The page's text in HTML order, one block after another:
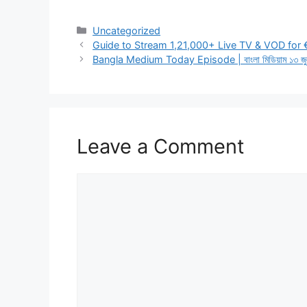
Categories
Uncategorized
Guide to Stream 1,21,000+ Live TV & VOD for
Bangla Medium Today Episode | বাংলা মিডিয়াম ১৩
Leave a Comment